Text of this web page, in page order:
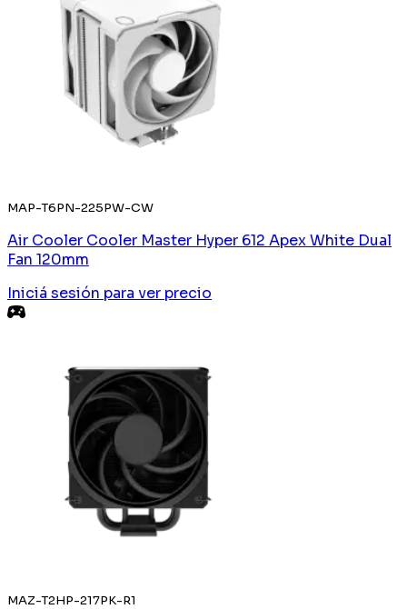
MAP-T6PN-225PW-CW
Air Cooler Cooler Master Hyper 612 Apex White Dual
Fan 120mm
Iniciá sesión para ver precio
MAZ-T2HP-217PK-R1